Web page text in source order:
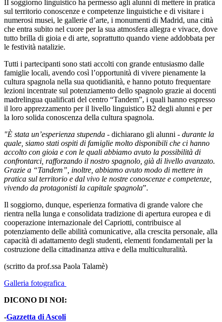
II soggiorno linguistico ha permesso agli alunni di mettere in pratica
sul territorio conoscenze e competenze linguistiche e di visitare i
numerosi musei, le gallerie d’arte, i monumenti di Madrid, una città
che entra subito nel cuore per la sua atmosfera allegra e vivace, dove
tutto brilla di gioia e di arte, soprattutto quando viene addobbata per
le festività natalizie.
Tutti i partecipanti sono stati accolti con grande entusiasmo dalle
famiglie locali, avendo così l’opportunità di vivere pienamente la
cultura spagnola nella sua quotidianità, e hanno potuto frequentare
lezioni incentrate sul potenziamento dello spagnolo grazie ai docenti
madrelingua qualificati del centro “Tandem”, i quali hanno espresso
il loro apprezzamento per il livello linguistico B2 degli alunni e per
la loro solida conoscenza della cultura spagnola.
"È stata un’esperienza stupenda - dichiarano gli alunni - durante la
quale, siamo stati ospiti di famiglie molto disponibili che ci hanno
accolto con gioia e con le quali abbiamo avuto la possibilità di
confrontarci, rafforzando il nostro spagnolo, già di livello avanzato.
Grazie a “Tandem”, inoltre, abbiamo avuto modo di mettere in
pratica sul territorio e dal vivo le nostre conoscenze e competenze,
vivendo da protagonisti la capitale spagnola”.
Il soggiorno, dunque, esperienza formativa di grande valore che
rientra nella lunga e consolidata tradizione di apertura europea e di
cooperazione internazionale del Capriotti, contribuisce al
potenziamento delle abilità comunicative, alla crescita personale, alla
capacità di adattamento degli studenti, elementi fondamentali per la
costruzione della cittadinanza attiva e della multiculturalità.
(scritto da prof.ssa Paola Talamè)
Galleria fotografica
DICONO DI NOI:
-Gazzetta di Ascoli